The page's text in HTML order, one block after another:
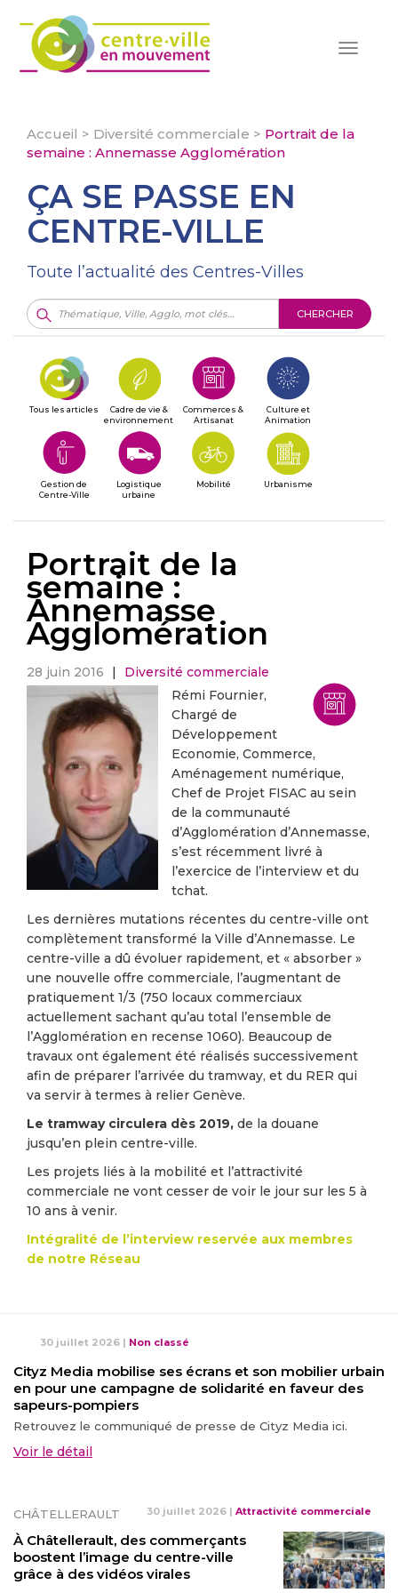
Toggle
Accueil > Diversité commerciale > Portrait de la
semaine : Annemasse Agglomération
ÇA SE PASSE EN
CENTRE-VILLE
Toute l’actualité des Centres-Villes
CHERCHER
Tous les articles
Cadre de vie &
environnement
Commerces &
Artisanat
Culture et
Animation
Gestion de
Centre-Ville
Logistique
urbaine
Mobilité Urbanisme
Portrait de la
semaine :
Annemasse
Agglomération
28 juin 2016 |
Diversité commerciale
Rémi Fournier,
Chargé de
Développement
Economie, Commerce,
Aménagement numérique,
Chef de Projet FISAC au sein
de la communauté
d’Agglomération d’Annemasse,
s’est récemment livré à
l’exercice de l’interview et du
tchat.
Les dernières mutations récentes du centre-ville ont
complètement transformé la Ville d’Annemasse. Le
centre-ville a dû évoluer rapidement, et « absorber »
une nouvelle offre commerciale, l’augmentant de
pratiquement 1/3 (750 locaux commerciaux
actuellement sachant qu’au total l’ensemble de
l’Agglomération en recense 1060). Beaucoup de
travaux ont également été réalisés successivement
afin de préparer l’arrivée du tramway, et du RER qui
va servir à termes à relier Genève.
Le tramway circulera dès 2019, de la douane
jusqu’en plein centre-ville.
Les projets liés à la mobilité et l’attractivité
commerciale ne vont cesser de voir le jour sur les 5 à
10 ans à venir.
Intégralité de l’interview reservée aux membres
de notre Réseau
30 juillet 2026 | Non classé
Cityz Media mobilise ses écrans et son mobilier urbain
en pour une campagne de solidarité en faveur des
sapeurs-pompiers
Retrouvez le communiqué de presse de Cityz Media ici.
Voir le détail
CHÂTELLERAULT 30 juillet 2026 | Attractivité commerciale
À Châtellerault, des commerçants
boostent l’image du centre-ville
grâce à des vidéos virales